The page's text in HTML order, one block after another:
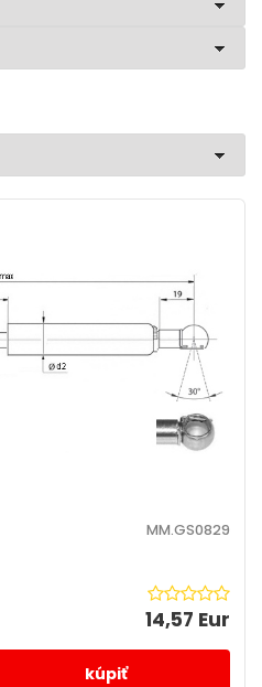
MM.GS0829
14,57 Eur